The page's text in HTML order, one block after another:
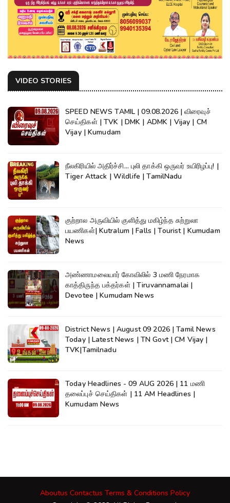
VIDEO STORIES
SPEED NEWS TAMIL | 09.08.2026 | விரைவுச்
செய்திகள் | TVK | DMK | ADMK | Vijay | CM
Vijay | Kumudam
நீலகிரியில் அதிர்ச்சி... புலி தாக்கி ஒருவர் உயிரிழப்பு! |
Tiger Attack | Wildlife | TamilNadu
குற்றால அருவியில் குளித்து மகிழ்ந்த சுற்றுலா
பயணிகள்| Kutralum | Falls | Tourist | Kumudam
News
அண்ணாமலையார் கோவிலில் 3 மணி நேரமாக
காத்திருந்த பக்தர்கள் | Tiruvannamalai |
Devotee | Kumudam News
District News | August 09 2026 | Tamil News
Today | Latest News | TN Govt | CM Vijay |
TVK|Tamilnadu
Today Headlines - 09 AUG 2026 | 11 மணி
தலைப்புச் செய்திகள் | 11 AM Headlines |
Kumudam News
Aboutus Contactus Terms & Conditions Policy